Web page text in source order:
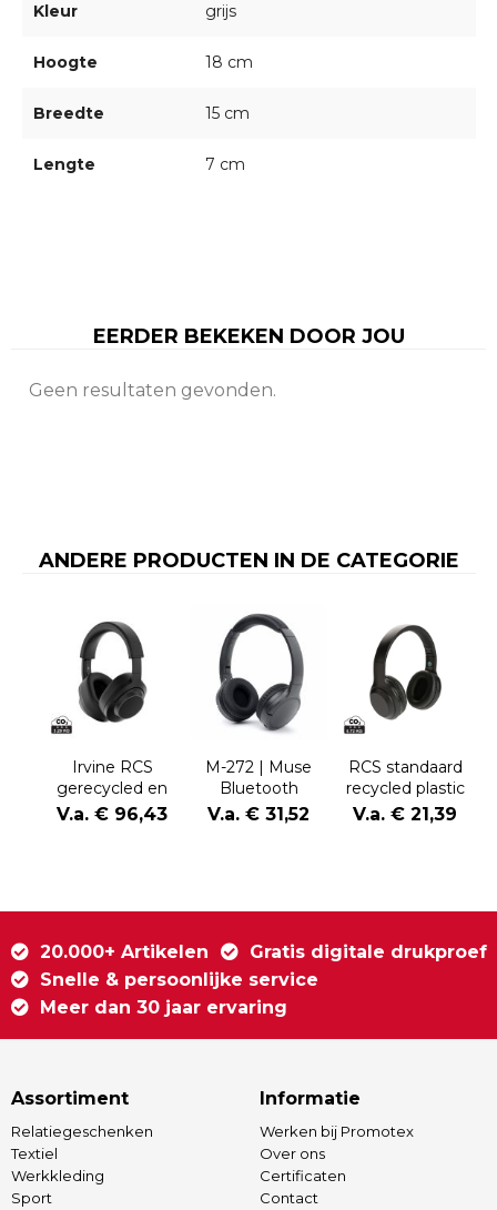
Kleur grijs
Hoogte 18 cm
Breedte 15 cm
Lengte 7 cm
EERDER BEKEKEN DOOR JOU
Geen resultaten gevonden.
ANDERE PRODUCTEN IN DE CATEGORIE
Irvine RCS
gerecycled en
repareerbare
V.a. € 96,43
M-272 | Muse
Bluetooth
Headphones
V.a. € 31,52
RCS standaard
recycled plastic
hoofdtelefoon
V.a. € 21,39
20.000+ Artikelen
Gratis digitale drukproef
Snelle & persoonlijke service
Meer dan 30 jaar ervaring
Assortiment
Relatiegeschenken
Textiel
Werkkleding
Sport
Informatie
Werken bij Promotex
Over ons
Certificaten
Contact